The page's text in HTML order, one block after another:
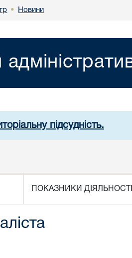
• Новини
підсудність.
ПОКАЗНИКИ ДІЯЛЬНОСТІ